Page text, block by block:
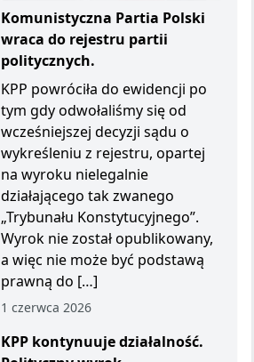
Komunistyczna Partia Polski
wraca do rejestru partii
politycznych.
KPP powróciła do ewidencji po
tym gdy odwołaliśmy się od
wcześniejszej decyzji sądu o
wykreśleniu z rejestru, opartej
na wyroku nielegalnie
działającego tak zwanego
„Trybunału Konstytucyjnego”.
Wyrok nie został opublikowany,
a więc nie może być podstawą
prawną do […]
1 czerwca 2026
KPP kontynuuje działalność.